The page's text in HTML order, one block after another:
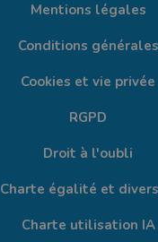
Mentions légales
Conditions générales
Cookies et vie privée
RGPD
Droit à l'oubli
Charte égalité et
Charte utilisation IA